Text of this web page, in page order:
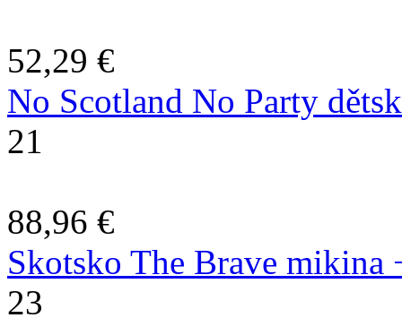
52,29 €
No Scotland No Party
21
88,96 €
Skotsko The Brave
23